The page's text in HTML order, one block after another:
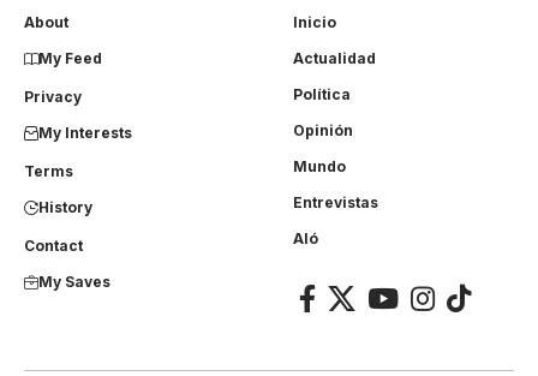
About
My Feed
Privacy
My Interests
Terms
History
Contact
My Saves
Inicio
Actualidad
Política
Opinión
Mundo
Entrevistas
Aló